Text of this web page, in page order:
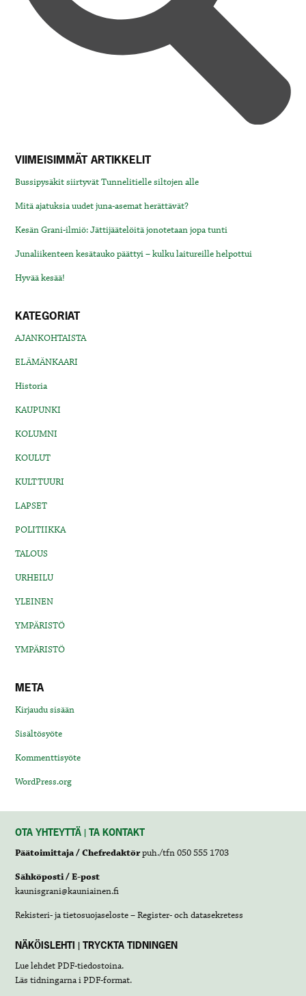
VIIMEISIMMÄT ARTIKKELIT
Bussipysäkit siirtyvät Tunnelitielle siltojen alle
Mitä ajatuksia uudet juna-asemat herättävät?
Kesän Grani-ilmiö: Jättijäätelöitä jonotetaan jopa tunti
Junaliikenteen kesätauko päättyi – kulku laitureille helpottui
Hyvää kesää!
KATEGORIAT
AJANKOHTAISTA
ELÄMÄNKAARI
Historia
KAUPUNKI
KOLUMNI
KOULUT
KULTTUURI
LAPSET
POLITIIKKA
TALOUS
URHEILU
YLEINEN
YMPÄRISTÖ
YMPÄRISTÖ
META
Kirjaudu sisään
Sisältösyöte
Kommenttisyöte
WordPress.org
OTA YHTEYTTÄ | TA KONTAKT
Päätoimittaja / Chefredaktörpuh./tfn 050 555 1703
Sähköposti / E-post
kaunisgrani@kauniainen.fi
Rekisteri- ja tietosuojaseloste – Register- och datasekretess
NÄKÖISLEHTI | TRYCKTA TIDNINGEN
Lue lehdetPDF-tiedostoina.
Läs tidningarna iPDF-format.